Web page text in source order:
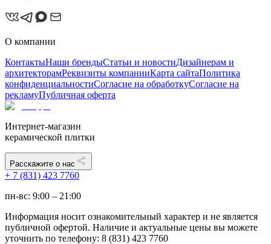
О компании
КонтактыНаши брендыСтатьи и новостиДизайнерам и
архитекторамРеквизиты компанииКарта сайтаПолитика
конфиденциальностиСогласие на обработкуСогласие на
рекламуПубличная оферта
Интернет-магазин
керамической плитки
Расскажите о нас
+ 7 (831) 423 7760
пн-вс: 9:00 – 21:00
Информация носит ознакомительный характер и не является
публичной офертой. Наличие и актуальные цены вы можете
уточнить по телефону: 8 (831) 423 7760